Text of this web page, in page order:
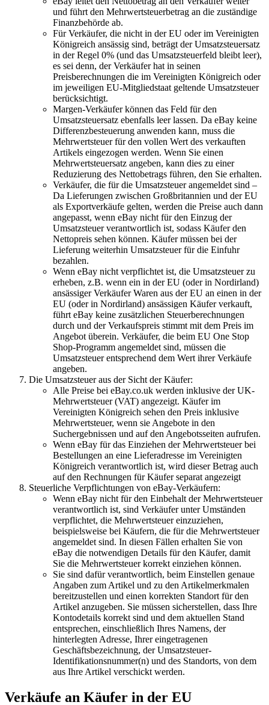
und führt den Mehrwertsteuerbetrag an die zuständige
Finanzbehörde ab.
Für Verkäufer, die nicht in der EU oder im Vereinigten
Königreich ansässig sind, beträgt der Umsatzsteuersatz
in der Regel 0% (und das Umsatzsteuerfeld bleibt leer),
es sei denn, der Verkäufer hat in seinen
Preisberechnungen die im Vereinigten Königreich oder
im jeweiligen EU-Mitgliedstaat geltende Umsatzsteuer
berücksichtigt.
Margen-Verkäufer können das Feld für den
Umsatzsteuersatz ebenfalls leer lassen. Da eBay keine
Differenzbesteuerung anwenden kann, muss die
Mehrwertsteuer für den vollen Wert des verkauften
Artikels eingezogen werden. Wenn Sie einen
Mehrwertsteuersatz angeben, kann dies zu einer
Reduzierung des Nettobetrags führen, den Sie erhalten.
Verkäufer, die für die Umsatzsteuer angemeldet sind –
Da Lieferungen zwischen Großbritannien und der EU
als Exportverkäufe gelten, werden die Preise auch dann
angepasst, wenn eBay nicht für den Einzug der
Umsatzsteuer verantwortlich ist, sodass Käufer den
Nettopreis sehen können. Käufer müssen bei der
Lieferung weiterhin Umsatzsteuer für die Einfuhr
bezahlen.
Wenn eBay nicht verpflichtet ist, die Umsatzsteuer zu
erheben, z.B. wenn ein in der EU (oder in Nordirland)
ansässiger Verkäufer Waren aus der EU an einen in der
EU (oder in Nordirland) ansässigen Käufer verkauft,
führt eBay keine zusätzlichen Steuerberechnungen
durch und der Verkaufspreis stimmt mit dem Preis im
Angebot überein. Verkäufer, die beim EU One Stop
Shop-Programm angemeldet sind, müssen die
Umsatzsteuer entsprechend dem Wert ihrer Verkäufe
angeben.
Die Umsatzsteuer aus der Sicht der Käufer:
Alle Preise bei eBay.co.uk werden inklusive der UK-
Mehrwertsteuer (VAT) angezeigt. Käufer im
Vereinigten Königreich sehen den Preis inklusive
Mehrwertsteuer, wenn sie Angebote in den
Suchergebnissen und auf den Angebotsseiten aufrufen.
Wenn eBay für das Einziehen der Mehrwertsteuer bei
Bestellungen an eine Lieferadresse im Vereinigten
Königreich verantwortlich ist, wird dieser Betrag auch
auf den Rechnungen für Käufer separat angezeigt
Steuerliche Verpflichtungen von eBay-Verkäufern:
Wenn eBay nicht für den Einbehalt der Mehrwertsteuer
verantwortlich ist, sind Verkäufer unter Umständen
verpflichtet, die Mehrwertsteuer einzuziehen,
beispielsweise bei Käufern, die für die Mehrwertsteuer
angemeldet sind. In diesen Fällen erhalten Sie von
eBay die notwendigen Details für den Käufer, damit
Sie die Mehrwertsteuer korrekt einziehen können.
Sie sind dafür verantwortlich, beim Einstellen genaue
Angaben zum Artikel und zu den Artikelmerkmalen
bereitzustellen und einen korrekten Standort für den
Artikel anzugeben. Sie müssen sicherstellen, dass Ihre
Kontodetails korrekt sind und dem aktuellen Stand
entsprechen, einschließlich Ihres Namens, der
hinterlegten Adresse, Ihrer eingetragenen
Geschäftsbezeichnung, der Umsatzsteuer-
Identifikationsnummer(n) und des Standorts, von dem
aus Ihre Artikel verschickt werden.
Verkäufe an Käufer in der EU